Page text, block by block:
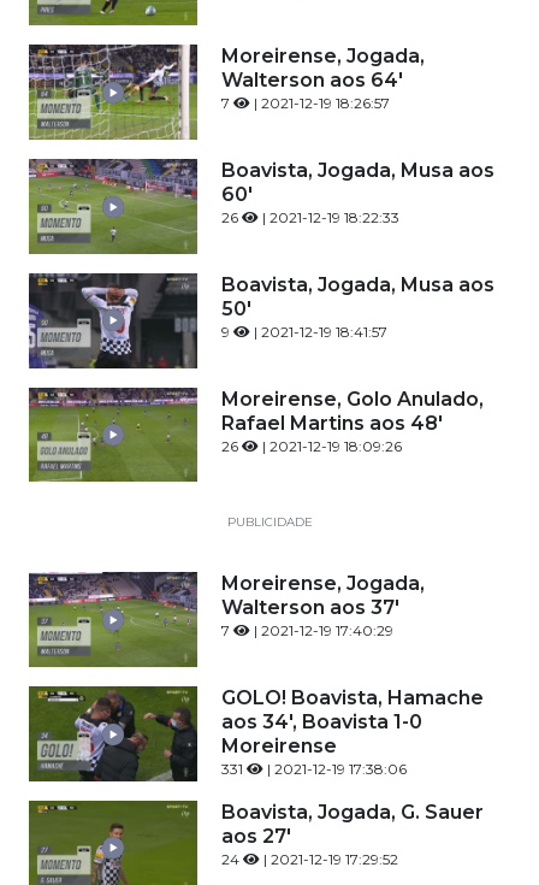
Moreirense, Jogada,
Walterson aos 64'
7 | 2021-12-19 18:26:57
Boavista, Jogada, Musa aos
60'
26 | 2021-12-19 18:22:33
Boavista, Jogada, Musa aos
50'
9 | 2021-12-19 18:41:57
Moreirense, Golo Anulado,
Rafael Martins aos 48'
26 | 2021-12-19 18:09:26
PUBLICIDADE
Moreirense, Jogada,
Walterson aos 37'
7 | 2021-12-19 17:40:29
GOLO! Boavista, Hamache
aos 34', Boavista 1-0
Moreirense
331 | 2021-12-19 17:38:06
Boavista, Jogada, G. Sauer
aos 27'
24 | 2021-12-19 17:29:52